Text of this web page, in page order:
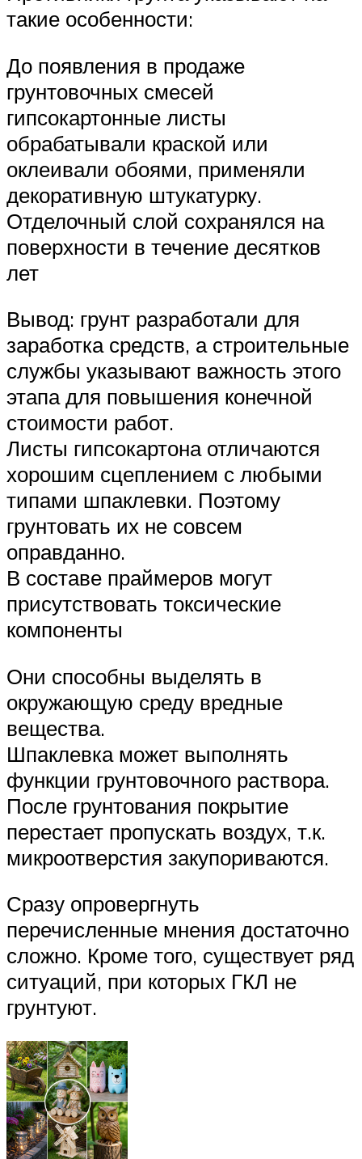
такие особенности:
До появления в продаже
грунтовочных смесей
гипсокартонные листы
обрабатывали краской или
оклеивали обоями, применяли
декоративную штукатурку.
Отделочный слой сохранялся на
поверхности в течение десятков
лет
Вывод: грунт разработали для
заработка средств, а строительные
службы указывают важность этого
этапа для повышения конечной
стоимости работ.
Листы гипсокартона отличаются
хорошим сцеплением с любыми
типами шпаклевки. Поэтому
грунтовать их не совсем
оправданно.
В составе праймеров могут
присутствовать токсические
компоненты
Они способны выделять в
окружающую среду вредные
вещества.
Шпаклевка может выполнять
функции грунтовочного раствора.
После грунтования покрытие
перестает пропускать воздух, т.к.
микроотверстия закупориваются.
Сразу опровергнуть
перечисленные мнения достаточно
сложно. Кроме того, существует ряд
ситуаций, при которых ГКЛ не
грунтуют.